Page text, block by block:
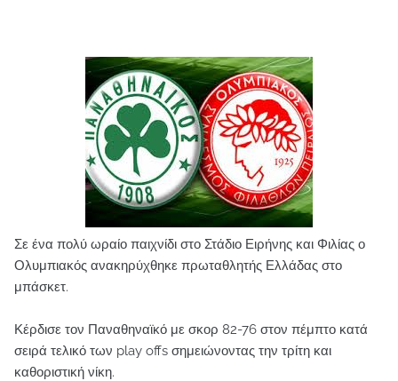
Σε ένα πολύ ωραίο παιχνίδι στο Στάδιο Ειρήνης και Φιλίας ο
Ολυμπιακός ανακηρύχθηκε πρωταθλητής Ελλάδας στο
μπάσκετ.
Κέρδισε τον Παναθηναϊκό με σκορ 82-76 στον πέμπτο κατά
σειρά τελικό των play offs σημειώνοντας την τρίτη και
καθοριστική νίκη.